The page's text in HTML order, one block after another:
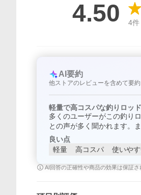
4.50 4件
AI要約
他ストアのレビューを含めて要
軽量で高コスパな釣りロッド
多くのユーザーがこの釣り
との声が多く聞かれます。
良い点
軽量
高コスパ 使いや
AI回答の正確性や商品の効果は保証さ